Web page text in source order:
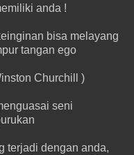
anda !
bisa melayang
tangan ego
Churchill )
seni
terjadi dengan anda,